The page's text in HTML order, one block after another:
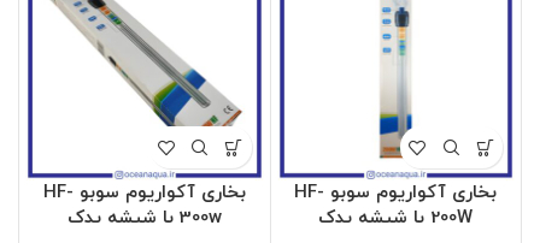
بخاری آکواریوم سوبو HF-
200W با شیشه یدک
بخاری آکواریوم سوبو HF-
300w با شیشه یدک